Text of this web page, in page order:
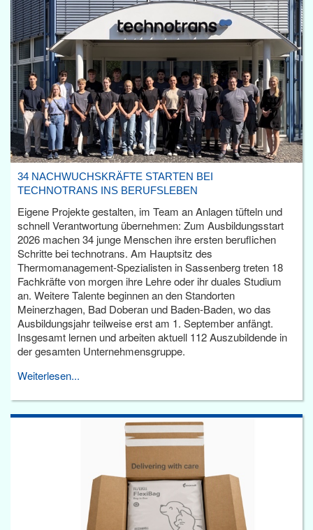
34 NACHWUCHSKRÄFTE STARTEN BEI
TECHNOTRANS INS BERUFSLEBEN
Eigene Projekte gestalten, im Team an Anlagen tüfteln und
schnell Verantwortung übernehmen: Zum Ausbildungsstart
2026 machen 34 junge Menschen ihre ersten beruflichen
Schritte bei technotrans. Am Hauptsitz des
Thermomanagement-Spezialisten in Sassenberg treten 18
Fachkräfte von morgen ihre Lehre oder ihr duales Studium
an. Weitere Talente beginnen an den Standorten
Meinerzhagen, Bad Doberan und Baden-Baden, wo das
Ausbildungsjahr teilweise erst am 1. September anfängt.
Insgesamt lernen und arbeiten aktuell 112 Auszubildende in
der gesamten Unternehmensgruppe.
Weiterlesen...